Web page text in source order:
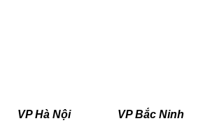
VP Hà Nội VP Bắc Ninh